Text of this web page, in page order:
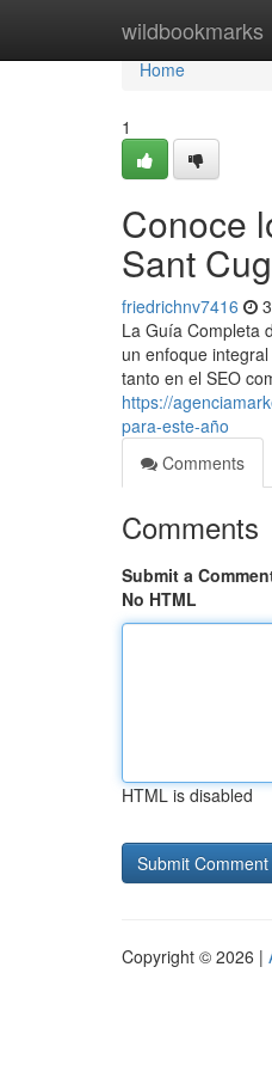
wildbookmarks
Home
Home
1
Conoce
Sant
friedrichnv7416
La Guía Completa
un enfoque
tanto en el SEO
https://
para-este-año
Comments
Comments
Submit a
No HTML
HTML is disabled
Copyright © 2026 |